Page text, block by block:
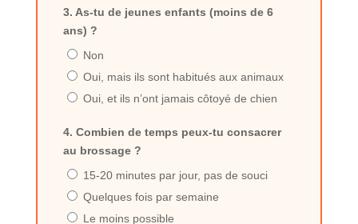
3. As-tu de jeunes enfants (moins de 6
ans) ?
Non
Oui, mais ils sont habitués aux animaux
Oui, et ils n’ont jamais côtoyé de chien
4. Combien de temps peux-tu consacrer
au brossage ?
15-20 minutes par jour, pas de souci
Quelques fois par semaine
Le moins possible